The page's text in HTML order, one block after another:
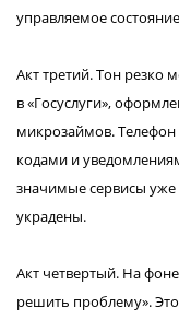
управляемое
Акт третий. Тон резко
в «Госуслуги»,
микрозаймов.
кодами и
значимые сервисы уже
украдены.
Акт четвертый. На
решить проблему».